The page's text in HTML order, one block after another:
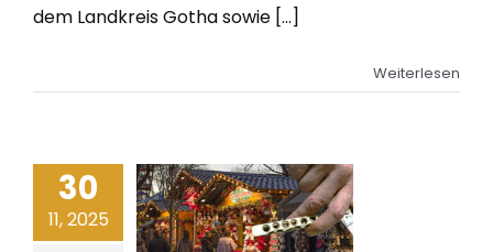
dem Landkreis Gotha sowie [...]
Weiterlesen
30
11, 2025